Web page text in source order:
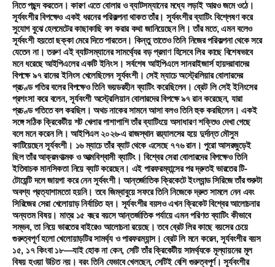
নিতে পছন্দ করতেন। কারণ এতে বোলার ও ব্যাটসম্যানের মধ্যে লড়াই আরও জমে ওঠে।
সূর্যবংশীর বিপক্ষেও একই ধরনের পরিকল্পনা থাকত তাঁর। সূর্যবংশীর ব্যাটিং বিশ্লেষণ করে
সুযোগ বুঝে হেলমেটের কাছাকাছি বল করার কথা জানিয়েছেন লি। তাঁর মতে, এমন বলেও
সূর্যবংশী হয়তো ছক্কা মেরে দিতে পারতেন। কিন্তু তাতেও তিনি নিজের পরিকল্পনা থেকে সরে
যেতেন না। তরুণ এই ব্যাটসম্যানের সামর্থ্যের বড় প্রমাণ হিসেবে লির কাছে বিশেষভাবে
মনে ধরেছে আইপিএলের একটি ইনিংস। সর্বশেষ আইপিএলে সানরাইজার্স হায়দরাবাদের
বিপক্ষে ৯৭ রানের ইনিংস খেলেছিলেন সূর্যবংশী। সেই ম্যাচে অস্ট্রেলিয়ার বোলারদের
প্রচণ্ড গতির বলের বিপক্ষেও তিনি ভয়ডরহীন ব্যাটিং করেছিলেন। ব্রেট লি সেই ইনিংসের
প্রশংসা করে বলেন, সূর্যবংশী অস্ট্রেলিয়ান বোলারদের বিপক্ষে ৯৭ রান করেছেন, যারা
প্রচণ্ড গতিতে বল করছিল। অথচ নাকের সামনে আসা বলও তিনি হুক করছিলেন। একই
সঙ্গে সঠিক ক্রিকেটীয় শট খেলার পাশাপাশি তাঁর ব্যাটিংয়ে অসাধারণ শক্তিও দেখা গেছে
বলে মনে করেন লি। আইপিএল ২০২৬-এ রাজস্থান রয়্যালসের হয়ে দুর্দান্ত মৌসুম
কাটিয়েছেন সূর্যবংশী। ১৬ ম্যাচে তাঁর ব্যাট থেকে এসেছে ৭৭৬ রান। পুরো আসরজুড়েই
ছিল তাঁর আক্রমণাত্মক ও আত্মবিশ্বাসী ব্যাটিং। বিশ্বের সেরা বোলারদের বিপক্ষেও তিনি
ইতিবাচক মানসিকতা নিয়ে ব্যাট করেছেন। এই পারফরম্যান্সের পর দ্রুতই ভারতের টি-
টোয়েন্টি দলে জায়গা করে নেন সূর্যবংশী। আন্তর্জাতিক ক্রিকেটে ইংল্যান্ড সিরিজে তাঁর শুরুটা
অবশ্য প্রত্যাশামতো হয়নি। তবে জিম্বাবুয়ে সফরে তিনি নিজেকে দ্রুত সামলে নেন এবং
সিরিজের সেরা খেলোয়াড় নির্বাচিত হন। সূর্যবংশীর বয়সও এখন ক্রিকেট বিশ্বের আলোচনার
অন্যতম বিষয়। মাত্র ১৫ বছর বয়সে আন্তর্জাতিক পর্যায়ে এমন পরিণত ব্যাটিং কীভাবে
সম্ভব, তা নিয়ে ভারতের বাইরেও আলোচনা রয়েছে। তবে ব্রেট লির কাছে বয়সের চেয়ে
গুরুত্বপূর্ণ হলো খেলোয়াড়টির সামর্থ্য ও পারফরম্যান্স। ব্রেট লি মনে করেন, সূর্যবংশীর বয়স
১৫, ১৭ কিংবা ১৮—যাই হোক না কেন, সেটি তাঁর ক্রিকেটীয় সামর্থ্যকে মূল্যায়নের মূল
বিষয় হওয়া উচিত নয়। বরং তিনি যেভাবে খেলছেন, সেটিই বেশি গুরুত্বপূর্ণ। সূর্যবংশীর